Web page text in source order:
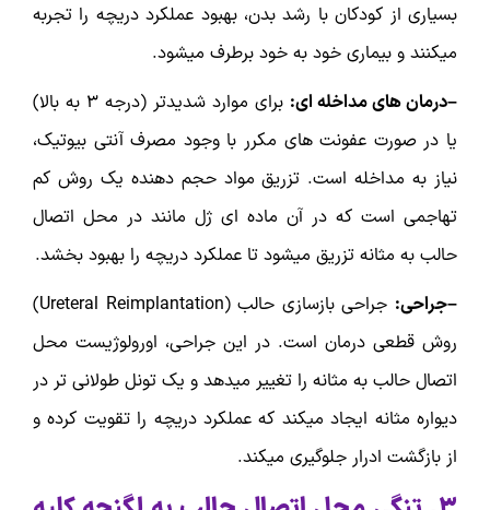
بسیاری از کودکان با رشد بدن، بهبود عملکرد دریچه را تجربه
میکنند و بیماری خود به خود برطرف میشود.
–درمان های مداخله ای:
برای موارد شدیدتر (درجه ۳ به بالا)
یا در صورت عفونت های مکرر با وجود مصرف آنتی بیوتیک،
نیاز به مداخله است. تزریق مواد حجم دهنده یک روش کم
تهاجمی است که در آن ماده ای ژل مانند در محل اتصال
حالب به مثانه تزریق میشود تا عملکرد دریچه را بهبود بخشد.
–جراحی:
جراحی بازسازی حالب (Ureteral Reimplantation)
روش قطعی درمان است. در این جراحی، اورولوژیست محل
اتصال حالب به مثانه را تغییر میدهد و یک تونل طولانی تر در
دیواره مثانه ایجاد میکند که عملکرد دریچه را تقویت کرده و
از بازگشت ادرار جلوگیری میکند.